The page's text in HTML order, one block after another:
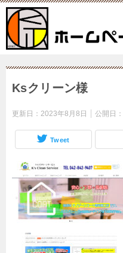
Ksクリーン様
更新日： 2023年8月8日 公開日：
Tweet